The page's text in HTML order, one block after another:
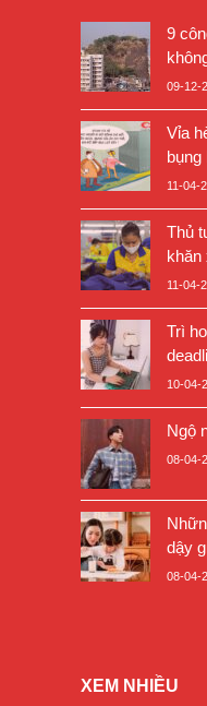
9
09-12-
Vỉa
bụng
11-04-
Thủ
khăn
11-04-
Trì
10-04-
Ngộ
08-04-
dậy
08-04-
XEM NHIỀU